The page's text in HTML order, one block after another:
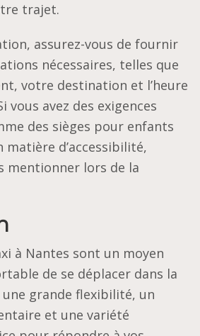
trajet.
assurez-vous de fournir
nécessaires, telles que
votre destination et l’heure
vous avez des exigences
des sièges pour enfants
matière d’accessibilité,
mentionner lors de la
à Nantes sont un moyen
de se déplacer dans la
grande flexibilité, un
et une variété